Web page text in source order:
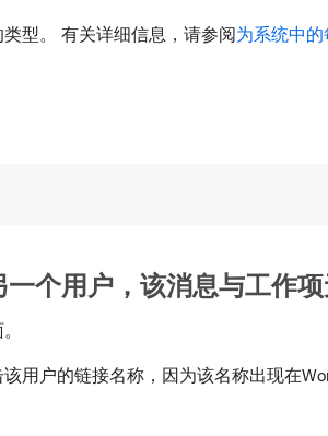
型。 有关详细信息，请参阅为系统中
个用户，该消息与工作
用户的链接名称，因为该名称出现在